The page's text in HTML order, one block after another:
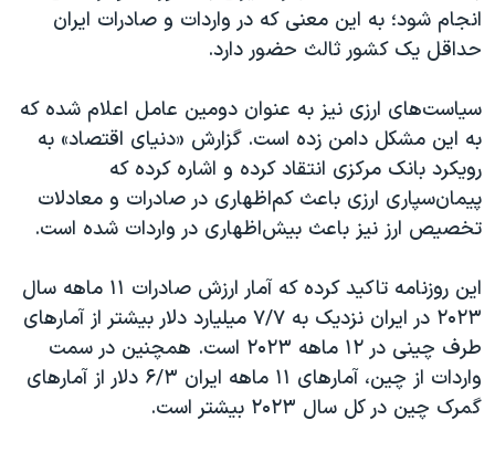
انجام شود؛ به این معنی که در واردات و صادرات ایران
حداقل یک کشور ثالث حضور دارد.
سیاست‌های ارزی نیز به عنوان دومین عامل اعلام شده که
به این مشکل دامن زده است. گزارش «دنیای اقتصاد» به
رویکرد بانک مرکزی انتقاد کرده و اشاره کرده که
پیمان‌سپاری ارزی باعث کم‌اظهاری در صادرات و معادلات
تخصیص ارز نیز باعث بیش‌اظهاری در واردات شده‌ است.
این روزنامه تاکید کرده که آمار ارزش صادرات ۱۱ ماهه سال
۲۰۲۳ در ایران نزدیک به ۷/۷ میلیارد دلار بیشتر از آمارهای
طرف چینی در ۱۲ ماهه ۲۰۲۳ است. همچنین در سمت
واردات از چین، آمارهای ۱۱ ماهه ایران ۶/۳ دلار از آمارهای
گمرک چین در کل سال ۲۰۲۳ بیشتر است.